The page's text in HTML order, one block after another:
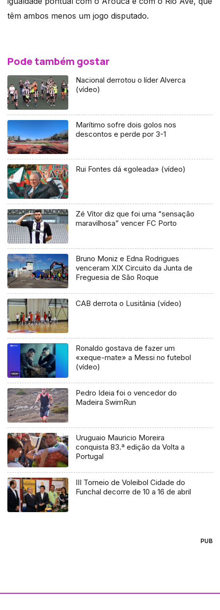
têm ambos menos um jogo disputado.
Pode também gostar
Nacional derrotou o líder Alverca
(vídeo)
Marítimo sofre dois golos nos
descontos e perde por 3-1
Rui Fontes dá «goleada» (vídeo)
Zé Vítor diz que foi uma “sensação
maravilhosa” vencer FC Porto
Bruno Moniz e Edna Rodrigues
venceram XIX Circuito da Junta de
Freguesia de São Roque
CAB derrota o Lusitânia (vídeo)
Ronaldo gostava de fazer um
«xeque-mate» a Messi no futebol
(vídeo)
Pedro Ideia foi o vencedor do
Madeira SwimRun
Uruguaio Mauricio Moreira
conquista 83.ª edição da Volta a
Portugal
III Torneio de Voleibol Cidade do
Funchal decorre de 10 a 16 de abril
PUB